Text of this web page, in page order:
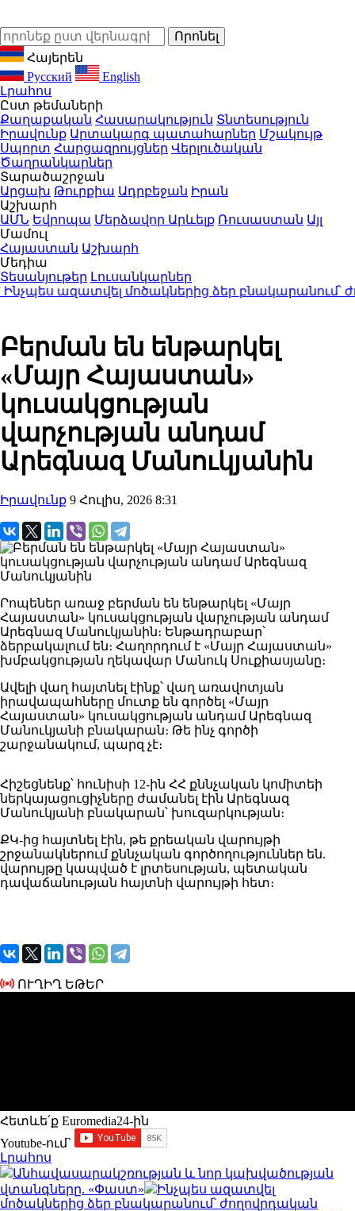
Հայերեն
Русский
English
Լրահոս
Ըստ թեմաների
Քաղաքական Հասարակություն Տնտեսություն
Իրավունք Արտակարգ պատահարներ Մշակույթ
Սպորտ Հարցազրույցներ Վերլուծական
Ծաղրանկարներ
Տարածաշրջան
Արցախ Թուրքիա Ադրբեջան Իրան
Աշխարհ
ԱՄՆ Եվրոպա Մերձավոր Արևելք Ռուսաստան Այլ
Մամուլ
Հայաստան Աշխարհ
Մեդիա
Տեսանյութեր Լուսանկարներ
ազատվել մոծակներից ձեր բնակարանում՝
Բերման են ենթարկել
«Մայր Հայաստան»
կուսակցության
վարչության անդամ
Արեգնազ Մանուկյանին
Իրավունք 9 Հուլիս, 2026 8:31
Րոպեներ առաջ բերման են ենթարկել «Մայր
Հայաստան» կուսակցության վարչության անդամ
Արեգնազ Մանուկյանին։ Ենթադրաբար՝
ձերբակալում են։ Հաղորդում է «Մայր Հայաստան»
խմբակցության ղեկավար Մանուկ Սուքիասյանը։
Ավելի վաղ հայտնել էինք՝ վաղ առավոտյան
իրավապահները մուտք են գործել «Մայր
Հայաստան» կուսակցության անդամ Արեգնազ
Մանուկյանի բնակարան։ Թե ինչ գործի
շարջանակում, պարզ չէ։
Հիշեցնենք՝ հունիսի 12-ին ՀՀ քննչական կոմիտեի
ներկայացուցիչները ժամանել էին Արեգնազ
Մանուկյանի բնակարան՝ խուզարկության։
ՔԿ-ից հայտնել էին, թե քրեական վարույթի
շրջանակներում քննչական գործողություններ են.
վարույթը կապված է լրտեսության, պետական
դավաճանության հայտնի վարույթի հետ։
ՈՒՂԻՂ ԵԹԵՐ
Հետևե՛ք Euromedia24-ին
Youtube-ում`
Լրահոս
Անհավասարակշռության և նոր կախվածության
վտանգները. «Փաստ»
Ինչպես ազատվել
մոծակներից ձեր բնակարանում՝ ժողովրդական